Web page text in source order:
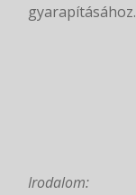
gyarapításához.
Irodalom: